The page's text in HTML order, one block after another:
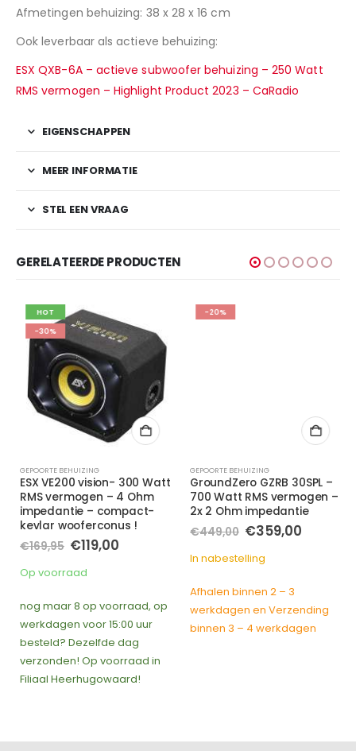
Afmetingen behuizing: 38 x 28 x 16 cm
Ook leverbaar als actieve behuizing:
ESX QXB-6A – actieve subwoofer behuizing – 250 Watt
RMS vermogen – Highlight Product 2023 – CaRadio
EIGENSCHAPPEN
MEER INFORMATIE
STEL EEN VRAAG
GERELATEERDE PRODUCTEN
HOT
-30%
GEPOORTE BEHUIZING
ESX VE200 vision- 300 Watt
RMS vermogen – 4 Ohm
impedantie – compact-
kevlar wooferconus !
€169,95 Oorspronkelijke
was:
€169,95.
€119,00Huidige
Op voorraad
nog maar 8 op voorraad, op
werkdagen voor 15:00 uur
besteld? Dezelfde dag
verzonden! Op voorraad in
Filiaal Heerhugowaard!
-20%
GEPOORTE BEHUIZING
GroundZero GZRB 30SPL –
700 Watt RMS vermogen –
2x 2 Ohm impedantie
€449,00 Oorspronkelijke
was:
€449,00.
€359,00Huidige
In nabestelling
Afhalen binnen 2 – 3
werkdagen en Verzending
binnen 3 – 4 werkdagen